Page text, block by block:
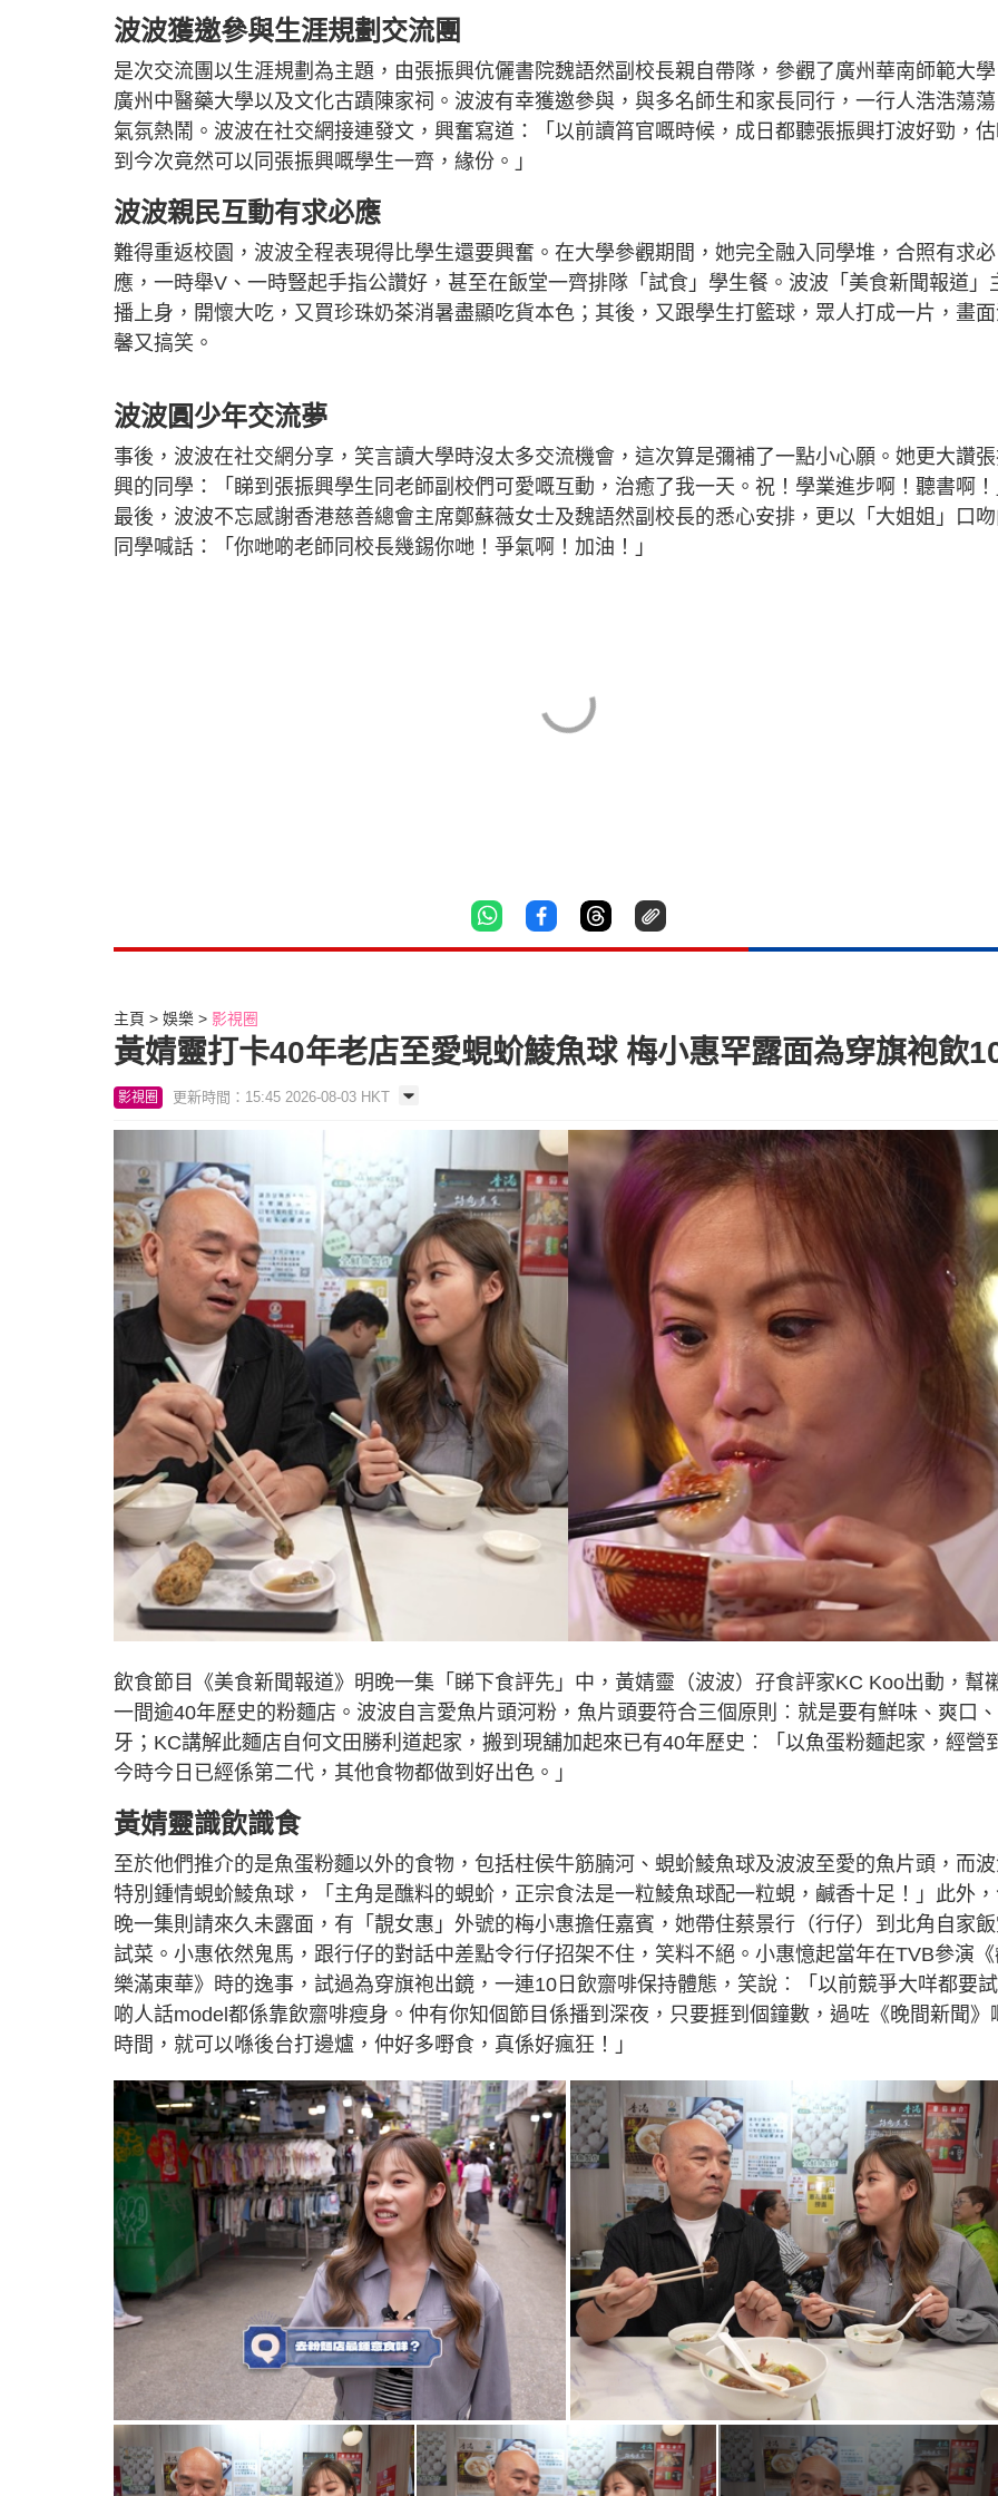
波波獲邀參與生涯規劃交流團
是次交流團以生涯規劃為主題，由張振興伉儷書院魏語然副校長親自帶隊，參觀了廣州華南師範大
廣州中醫藥大學以及文化古蹟陳家祠。波波有幸獲邀參與，與多名師生和家長同行，一行人浩浩蕩
氣氛熱鬧。波波在社交網接連發文，興奮寫道：「以前讀筲官嘅時候，成日都聽張振興打波好勁，
到今次竟然可以同張振興嘅學生一齊，緣份。」
波波親民互動有求必應
難得重返校園，波波全程表現得比學生還要興奮。在大學參觀期間，她完全融入同學堆，合照有求必
應，一時舉V、一時豎起手指公讚好，甚至在飯堂一齊排隊「試食」學生餐。波波「美食新聞報道」
播上身，開懷大吃，又買珍珠奶茶消暑盡顯吃貨本色；其後，又跟學生打籃球，眾人打成一片，畫
馨又搞笑。
波波圓少年交流夢
事後，波波在社交網分享，笑言讀大學時沒太多交流機會，這次算是彌補了一點小心願。她更大讚
興的同學：「睇到張振興學生同老師副校們可愛嘅互動，治癒了我一天。祝！學業進步啊！聽書啊
最後，波波不忘感謝香港慈善總會主席鄭蘇薇女士及魏語然副校長的悉心安排，更以「大姐姐」口
同學喊話：「你哋啲老師同校長幾錫你哋！爭氣啊！加油！」
主頁 娛樂 影視圈
黃婧靈打卡40年老店至愛蜆蚧鯪魚球 梅小惠罕露面為穿旗袍飲
影視圈 更新時間：15:45 2026-08-03 HKT
飲食節目《美食新聞報道》明晚一集「睇下食評先」中，黃婧靈（波波）孖食評家KC Koo出動，幫
一間逾40年歷史的粉麵店。波波自言愛魚片頭河粉，魚片頭要符合三個原則︰就是要有鮮味、爽口
牙；KC講解此麵店自何文田勝利道起家，搬到現舖加起來已有40年歷史︰「以魚蛋粉麵起家，經營
今時今日已經係第二代，其他食物都做到好出色。」
黃婧靈識飲識食
至於他們推介的是魚蛋粉麵以外的食物，包括柱侯牛筋腩河、蜆蚧鯪魚球及波波至愛的魚片頭，而
特別鍾情蜆蚧鯪魚球，「主角是醮料的蜆蚧，正宗食法是一粒鯪魚球配一粒蜆，鹹香十足！」此外
晚一集則請來久未露面，有「靚女惠」外號的梅小惠擔任嘉賓，她帶住蔡景行（行仔）到北角自家
試菜。小惠依然鬼馬，跟行仔的對話中差點令行仔招架不住，笑料不絕。小惠憶起當年在TVB參演
樂滿東華》時的逸事，試過為穿旗袍出鏡，一連10日飲齋啡保持體態，笑說︰「以前競爭大咩都要
啲人話model都係靠飲齋啡瘦身。仲有你知個節目係播到深夜，只要捱到個鐘數，過咗《晚間新聞》
時間，就可以喺後台打邊爐，仲好多嘢食，真係好瘋狂！」